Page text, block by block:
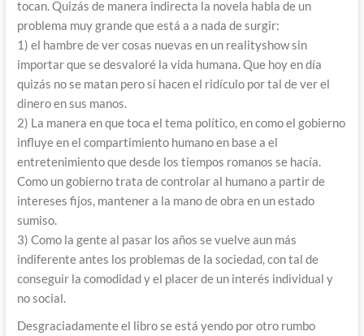
tocan. Quizás de manera indirecta la novela habla de un
problema muy grande que está a a nada de surgir:
1) el hambre de ver cosas nuevas en un realityshow sin
importar que se desvaloré la vida humana. Que hoy en día
quizás no se matan pero sí hacen el ridículo por tal de ver el
dinero en sus manos.
2) La manera en que toca el tema político, en como el gobierno
influye en el compartimiento humano en base a el
entretenimiento que desde los tiempos romanos se hacía.
Como un gobierno trata de controlar al humano a partir de
intereses fijos, mantener a la mano de obra en un estado
sumiso.
3) Como la gente al pasar los años se vuelve aun más
indiferente antes los problemas de la sociedad, con tal de
conseguir la comodidad y el placer de un interés individual y
no social.
Desgraciadamente el libro se está yendo por otro rumbo